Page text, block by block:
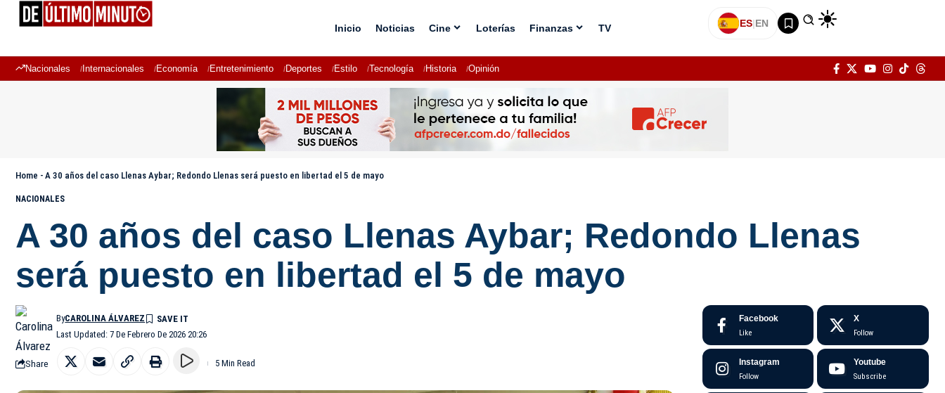
Inicio Noticias Cine Loterías Finanzas TV ES|EN
Nacionales Internacionales Economía Entretenimiento Deportes Estilo Tecnología Historia Opinión
Home - A 30 años del caso Llenas Aybar; Redondo Llenas será puesto en libertad el 5 de mayo
NACIONALES
A 30 años del caso Llenas Aybar; Redondo Llenas
será puesto en libertad el 5 de mayo
Last Updated: 7 De Febrero De 2026 20:26
ByCAROLINA ÁLVAREZ
Share 5 Min Read
Facebook
Like
X
Follow
Instagram
Follow
Youtube
Subscribe